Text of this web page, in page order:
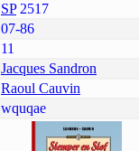
SP2517
07-86
11
Jacques Sandron
Raoul Cauvin
wquqae